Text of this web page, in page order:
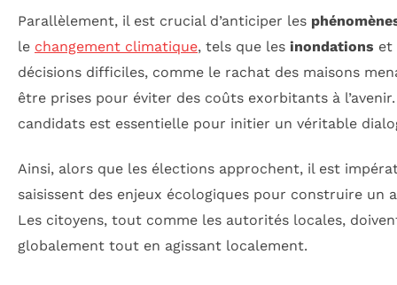
Parallèlement, il est crucial d’anticiper les
le changement climatique, tels que les inondations
décisions difficiles, comme le rachat des maisons
être prises pour éviter des coûts exorbitants à
candidats est essentielle pour initier un véritable
Ainsi, alors que les élections approchent, il est
saisissent des enjeux écologiques pour construire un
Les citoyens, tout comme les autorités locales,
globalement tout en agissant localement.